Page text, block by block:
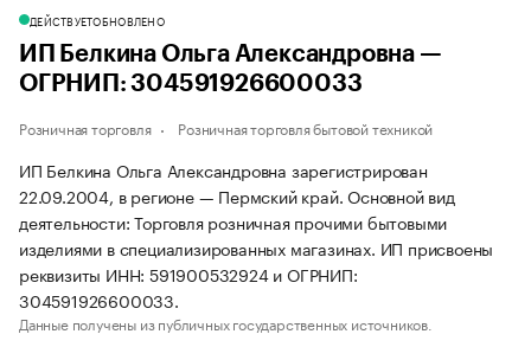
ДЕЙСТВУЕТОБНОВЛЕНО
ИП Белкина Ольга Александровна —
ОГРНИП: 304591926600033
Розничная торговля Розничная торговля бытовой техникой
ИП Белкина Ольга Александровна зарегистрирован
22.09.2004, в регионе — Пермский край. Основной вид
деятельности: Торговля розничная прочими бытовыми
изделиями в специализированных магазинах. ИП присвоены
реквизиты ИНН: 591900532924 и ОГРНИП:
304591926600033.
Данные получены из публичных государственных источников.